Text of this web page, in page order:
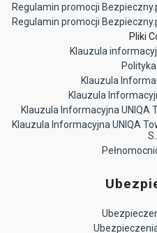
Regulamin promocji
Regulamin promocji
Pliki
Klauzula
Klauzula
Klauzula
Klauzula Informacyjna UNIQA
Klauzula Informacyjna UNIQA